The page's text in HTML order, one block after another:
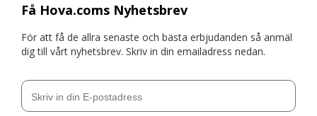
Få Hova.coms Nyhetsbrev
För att få de allra senaste och bästa erbjudanden så anmäl
dig till vårt nyhetsbrev. Skriv in din emailadress nedan.